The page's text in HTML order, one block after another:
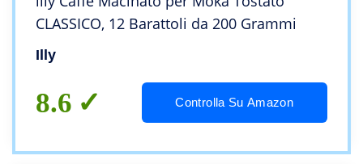
CLASSICO, 12 Barattoli da 200 Grammi
Illy
8.6 Controlla Su Amazon